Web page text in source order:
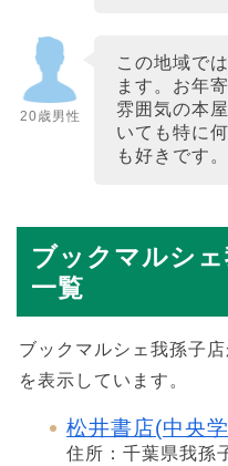
20歳男性
この地域で
ます。お年
雰囲気の本
いても特に
も好きです。
ブックマルシ
一覧
ブックマルシェ我孫子
を表示しています。
松井書店(中央
住所：千葉県我孫